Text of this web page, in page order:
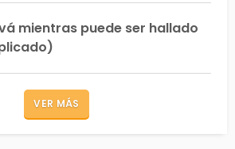
mientras puede ser hallado
VER MÁS